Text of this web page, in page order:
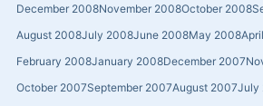
December 2008November 2008October 2008
August 2008July 2008June 2008May 2008
February 2008January 2008December 2007
October 2007September 2007August 2007July